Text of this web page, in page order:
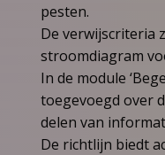
pesten.
De verwijscriteria
stroomdiagram
In de module
toegevoegd over
delen van
De richtlijn biedt